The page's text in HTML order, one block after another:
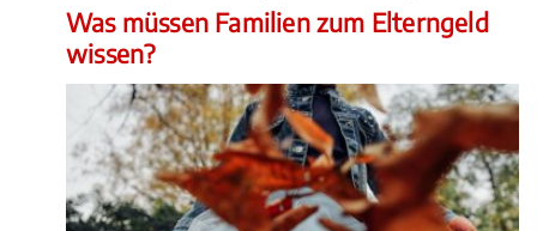
Was müssen Familien zum Elterngeld
wissen?